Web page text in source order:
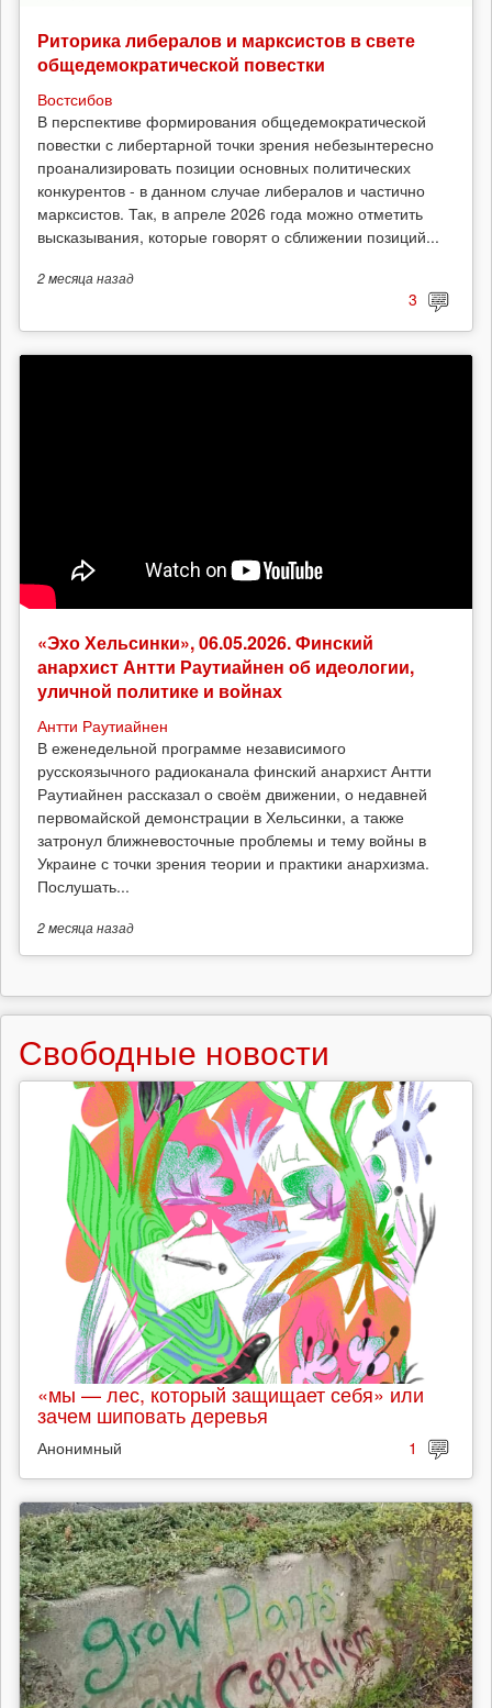
Риторика либералов и марксистов в свете
общедемократической повестки
Востсибов
В перспективе формирования общедемократической
повестки с либертарной точки зрения небезынтересно
проанализировать позиции основных политических
конкурентов - в данном случае либералов и частично
марксистов. Так, в апреле 2026 года можно отметить
высказывания, которые говорят о сближении позиций...
2 месяцаназад
3
«Эхо Хельсинки», 06.05.2026. Финский
анархист Антти Раутиайнен об идеологии,
уличной политике и войнах
Антти Раутиайнен
В еженедельной программе независимого
русскоязычного радиоканала финский анархист Антти
Раутиайнен рассказал о своём движении, о недавней
первомайской демонстрации в Хельсинки, а также
затронул ближневосточные проблемы и тему войны в
Украине с точки зрения теории и практики анархизма.
Послушать...
2 месяцаназад
Свободные новости
«мы — лес, который защищает себя» или
зачем шиповать деревья
Анонимный 1